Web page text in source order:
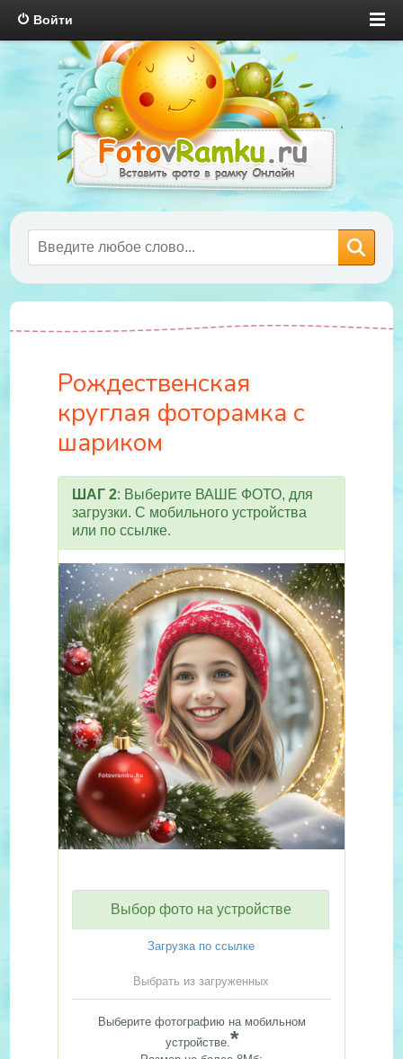
Войти
Рождественская
круглая фоторамка с
шариком
ШАГ 2: Выберите ВАШЕ ФОТО, для
загрузки. С мобильного устройства
или по ссылке.
Выбор фото на устройстве
Загрузка по ссылке
Выбрать из загруженных
Выберите фотографию на мобильном
устройстве.*